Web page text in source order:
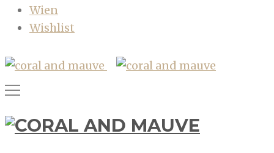
Wien
Wishlist